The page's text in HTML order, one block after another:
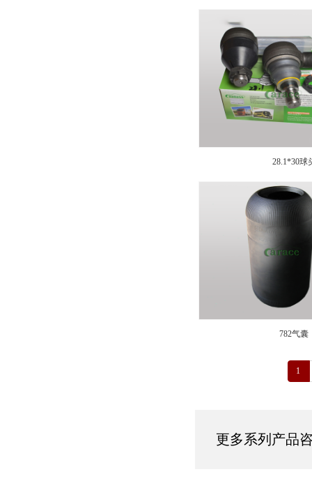
28.1*30球
782气囊
1
更多系列产品